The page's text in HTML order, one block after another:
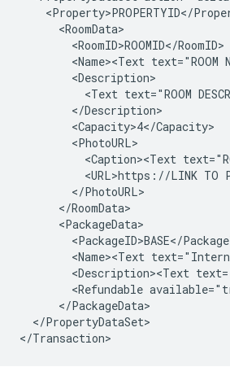
<Property>PROPERTYID</
      <RoomData>
        <RoomID>ROOMID</RoomID>
<Name><Text text="ROOM
        <Description>
<Text text="ROOM
        </Description>
        <Capacity>4</Capacity>
        <PhotoURL>
<Caption><Text
<URL>https://LINK TO
        </PhotoURL>
      </RoomData>
      <PackageData>
<PackageID>BASE</
<Name><Text
<Description><Text
<Refundable
      </PackageData>
  </PropertyDataSet>